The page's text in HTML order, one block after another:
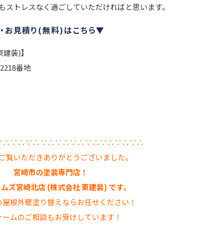
トレスなく過ごしていただければと思います。
お見積り(無料)はこちら▼
装)】
番地
覧いただきありがとうございました。
宮崎市の塗装専門店！
ズ宮崎北店 (株式会社 東建装) です。
根外壁塗り替えならお任せください！
ームのご相談もお受けしています！